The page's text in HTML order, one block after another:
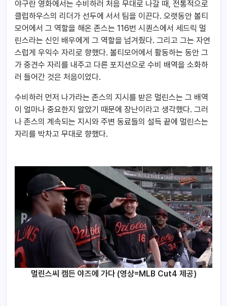
야구란 영화에서는 수비하러 처음 무대로 나갈 때, 전통적으로
클럽하우스의 리더가 선두에 서서 팀을 이끈다. 오랫동안 볼티
모어에서 그 역할을 해온 존스는 116번 시퀀스에서 세드릭 멀
린스라는 신인 배우에게 그 역할을 넘겨줬다. 그리고 그는 자연
스럽게 우익수 자리로 향했다. 볼티모어에서 활동하는 동안 그
가 중견수 자리를 내주고 다른 포지션으로 수비 배역을 소화하
러 들어간 것은 처음이었다.
수비하러 먼저 나가라는 존스의 지시를 받은 멀린스는 그 배역
이 얼마나 중요한지 알았기 때문에 장난이라고 생각했다. 그러
나 존스의 계속되는 지시와 주변 동료들의 설득 끝에 멀린스는
자리를 박차고 무대로 향했다.
멀린스씨 캠든 야즈에 가다 (영상=MLB Cut4 제공)